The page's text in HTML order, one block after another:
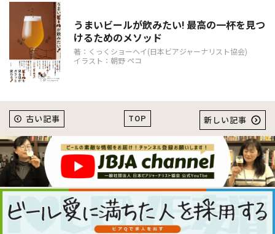
うまいビールが飲みたい! 最高の一杯を見つ
けるためのメソッド
著：くっくショーヘイ(日本ビアジャーナリスト協会)
イラスト：朝野 ペコ
TOP
古い記事 新しい記事